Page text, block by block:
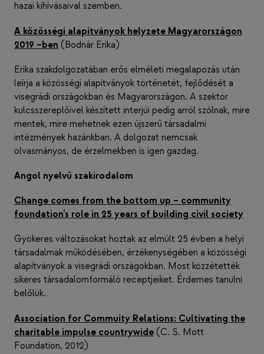
hazai kihívásaival szemben.
A közösségi alapítványok helyzete Magyarországon
2019 –ben (Bodnár Erika)
Erika szakdolgozatában erős elméleti megalapozás után
leírja a közösségi alapítványok történetét, fejlődését a
visegrádi országokban és Magyarországon. A szektor
kulcsszereplőivel készített interjúi pedig arról szólnak, mire
mentek, mire mehetnek ezen újszerű társadalmi
intézmények hazánkban. A dolgozat nemcsak
olvasmányos, de érzelmekben is igen gazdag.
Angol nyelvű szakirodalom
Change comes from the bottom up – community
foundation’s role in 25 years of building civil society
Gyökeres változásokat hoztak az elmúlt 25 évben a helyi
társadalmak működésében, érzékenységében a közösségi
alapítványok a visegrádi országokban. Most közzétették
sikeres társadalomformáló receptjeiket. Érdemes tanulni
belőlük.
Association for Commuity Relations: Cultivating the
charitable impulse countrywide (C. S. Mott
Foundation, 2012)